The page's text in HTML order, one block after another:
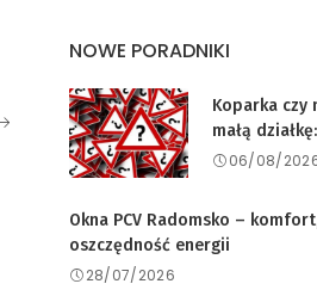
NOWE PORADNIKI
Koparka czy
małą
06/08/
Okna PCV Radomsko –
oszczędność energii
28/07/2026